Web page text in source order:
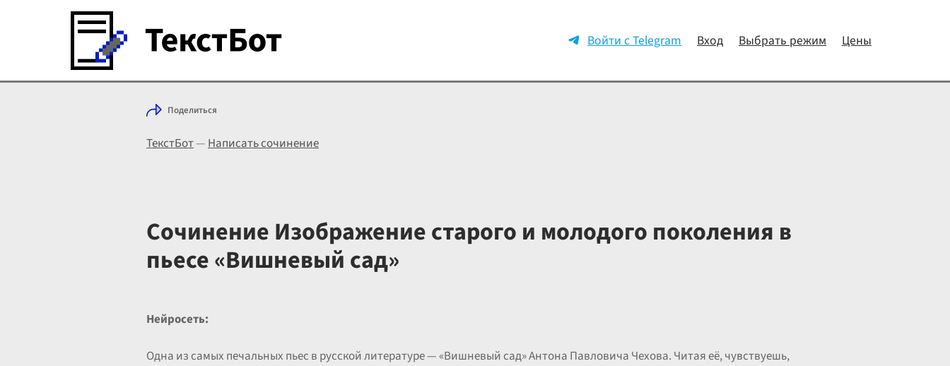
Войти с Telegram Вход Выбрать режим Цены
Поделиться
ТекстБот—Написать сочинение
Сочинение Изображение старого и молодого поколения в
пьесе «Вишневый сад»
Нейросеть:
Одна из самых печальных пьес в русской литературе — «Вишневый сад» Антона Павловича Чехова. Читая её, чувствуешь,